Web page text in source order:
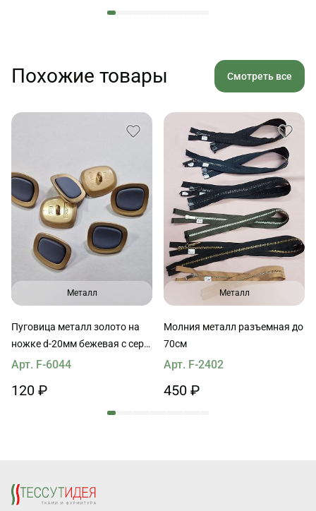
Похожие товары Смотреть все
Металл
Пуговица металл золото на
ножке d-20мм бежевая с серо-
голубой вставкой
Арт. F-6044
120 ₽
Металл
Молния металл разъемная до
70см
Арт. F-2402
450 ₽